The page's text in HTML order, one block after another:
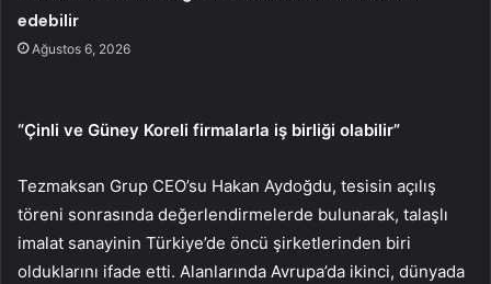
edebilir
Ağustos 6, 2026
“Çinli ve Güney Koreli firmalarla iş birliği olabilir”
Tezmaksan Grup CEO’su Hakan Aydoğdu, tesisin açılış
töreni sonrasında değerlendirmelerde bulunarak, talaşlı
imalat sanayinin Türkiye’de öncü şirketlerinden biri
olduklarını ifade etti. Alanlarında Avrupa’da ikinci, dünyada